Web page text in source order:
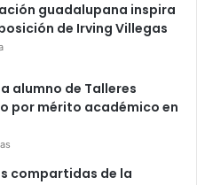
guadalupana inspira
de Irving Villegas
alumno de Talleres
por mérito académico en
compartidas de la